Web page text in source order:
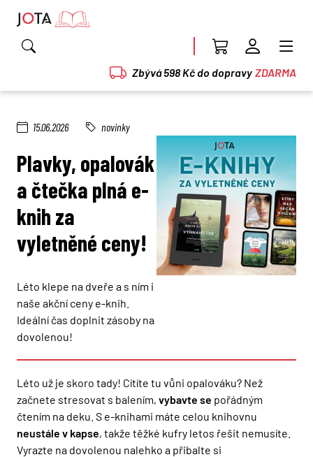
Zbývá 598 Kč do dopravy ZDARMA
15.06.2026 novinky
Plavky, opalovák
a čtečka plná e-
knih za
vyletněné ceny!
Léto klepe na dveře a s ním i
naše akční ceny e-knih.
Ideální čas doplnit zásoby na
dovolenou!
Léto už je skoro tady! Cítíte tu vůni opalováku? Než
začnete stresovat s balením, vybavte se pořádným
čtením na deku. S e-knihami máte celou knihovnu
neustále v kapse, takže těžké kufry letos řešit nemusíte.
Vyrazte na dovolenou nalehko a přibalte si